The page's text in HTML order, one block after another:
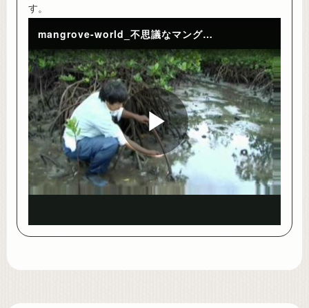
す。
mangrove-world_不思議なマングローブの根
Play
Video